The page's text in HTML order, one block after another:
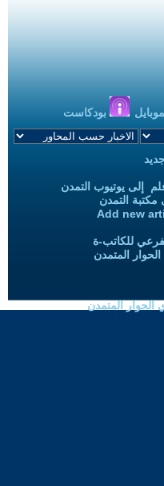
بودكاست
إلى يوتيوب التمدن
مكتبة التمدن
Add new
للكاتب-ة
المتمدن
الحوار المتمدن